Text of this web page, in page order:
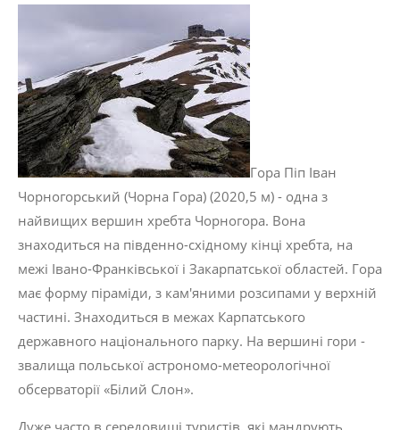
Гора Піп Іван
Чорногорський (Чорна Гора) (2020,5 м) - одна з
найвищих вершин хребта Чорногора. Вона
знаходиться на південно-східному кінці хребта, на
межі Івано-Франківської і Закарпатської областей. Гора
має форму піраміди, з кам'яними розси­пами у верхній
частині. Знаходиться в межах Карпатського
державного національного парку. На вершині гори -
звалища польської астрономо-метеорологічної
обсерваторії «Білий Слон».